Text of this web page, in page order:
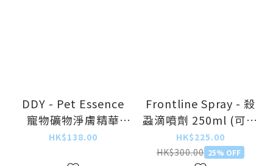
DDY - Pet Essence
寵物礦物淨膚精華
30ml
HK$138.00
Frontline Spray - 殺
蝨滴噴劑 250ml (可殺
蝨、蝨蛋及牛蜱) {原裝
行貨}
HK$225.00
HK$300.00 25% OFF